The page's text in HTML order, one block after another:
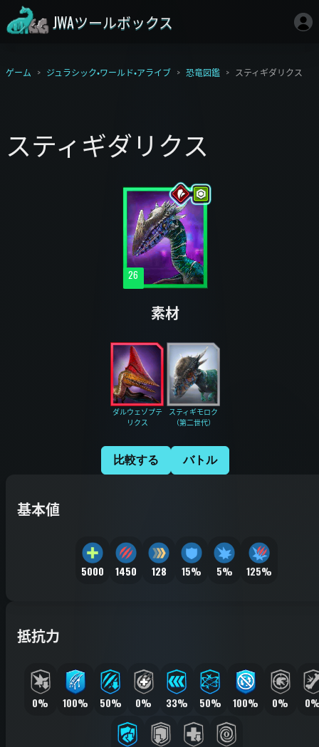
JWAツールボックス
ゲーム ジュラシック・ワールド・アライブ 恐竜図鑑 スティギダリクス
スティギダリクス
26
素材
ダルウェゾプテ
リクス
スティギモロク
（第二世代）
比較する バトル
基本値
5000 1450 128 15% 5% 125%
抵抗力
0% 100% 50% 0% 33% 50% 100% 0%